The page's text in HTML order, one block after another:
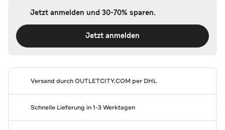
Jetzt anmelden und 30-70% sparen.
Jetzt anmelden
Versand durchOUTLETCITY.COM per DHL
Schnelle Lieferung in 1-3 Werktagen